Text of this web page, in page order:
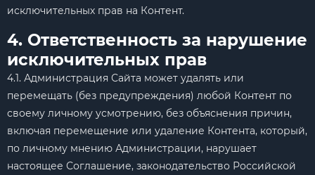
исключительных прав на Контент.
4. Ответственность за нарушение
исключительных прав
4.1. Администрация Сайта может удалять или
перемещать (без предупреждения) любой Контент по
своему личному усмотрению, без объяснения причин,
включая перемещение или удаление Контента, который,
по личному мнению Администрации, нарушает
настоящее Соглашение, законодательство Российской